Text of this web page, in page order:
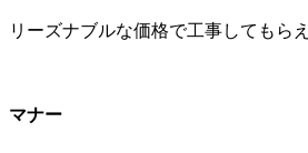
リーズナブルな価格で工事してもらえ
マナー